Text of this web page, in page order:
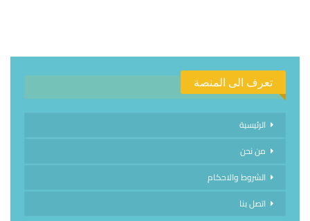
تعرف الى المنصة
الرئيسية
من نحن
الشروط والاحكام
اتصل بنا